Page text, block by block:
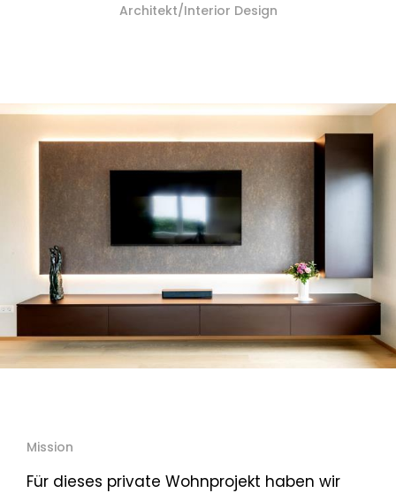
Architekt/Interior Design
Mission
Für dieses private Wohnprojekt haben wir